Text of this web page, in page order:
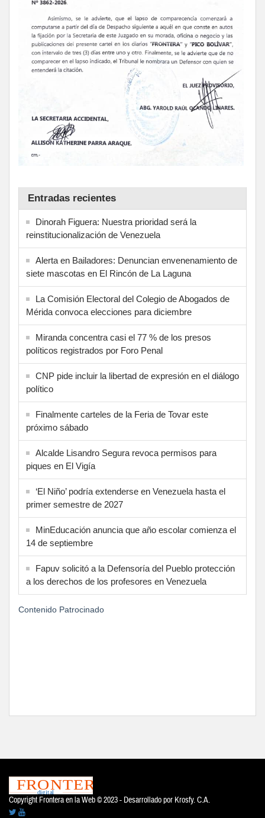
Entradas recientes
Dinorah Figuera: Nuestra prioridad será la
reinstitucionalización de Venezuela
Alerta en Bailadores: Denuncian envenenamiento de
siete mascotas en El Rincón de La Laguna
La Comisión Electoral del Colegio de Abogados de
Mérida convoca elecciones para diciembre
Miranda concentra casi el 77 % de los presos
políticos registrados por Foro Penal
CNP pide incluir la libertad de expresión en el diálogo
político
Finalmente carteles de la Feria de Tovar este
próximo sábado
Alcalde Lisandro Segura revoca permisos para
piques en El Vigía
‘El Niño’ podría extenderse en Venezuela hasta el
primer semestre de 2027
MinEducación anuncia que año escolar comienza el
14 de septiembre
Fapuv solicitó a la Defensoría del Pueblo protección
a los derechos de los profesores en Venezuela
Contenido Patrocinado
Copyright Frontera en la Web © 2023 - Desarrollado por Krosfy. C.A.